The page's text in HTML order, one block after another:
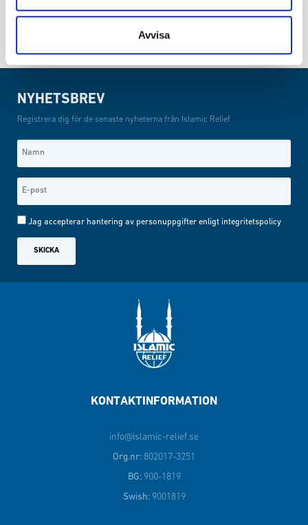
Avvisa
NYHETSBREV
Registrera dig för de senaste nyheterna från Islamic Relief
Jag accepterar hantering av personuppgifter enligt integritetspolicy
SKICKA
KONTAKTINFORMATION
info@islamic-relief.se
Org.nr: 802017-3251
BG:900-1819
Swish:9001819